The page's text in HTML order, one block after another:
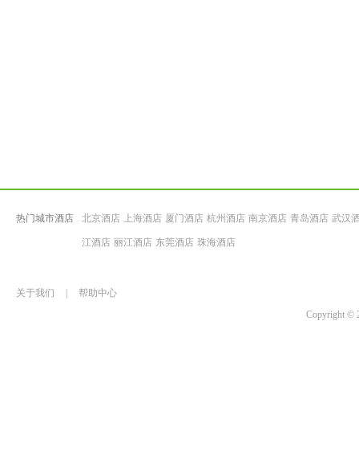
热门城市酒店 北京酒店 上海酒店 厦门酒店 杭州酒店 南京酒店 青岛酒店 武汉
江酒店 丽江酒店 东莞酒店 珠海酒店
关于我们
帮助中心
Copyright ©